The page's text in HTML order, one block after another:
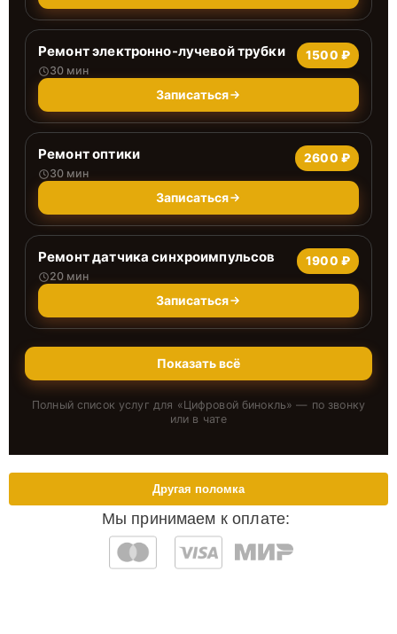
Ремонт электронно-лучевой трубки
30 мин
1500 ₽
Записаться
Ремонт оптики
30 мин
2600 ₽
Записаться
Ремонт датчика синхроимпульсов
20 мин
1900 ₽
Записаться
Показать всё
Полный список услуг для «Цифровой бинокль» — по звонку
или в чате
Мы принимаем к оплате:
Другая поломка